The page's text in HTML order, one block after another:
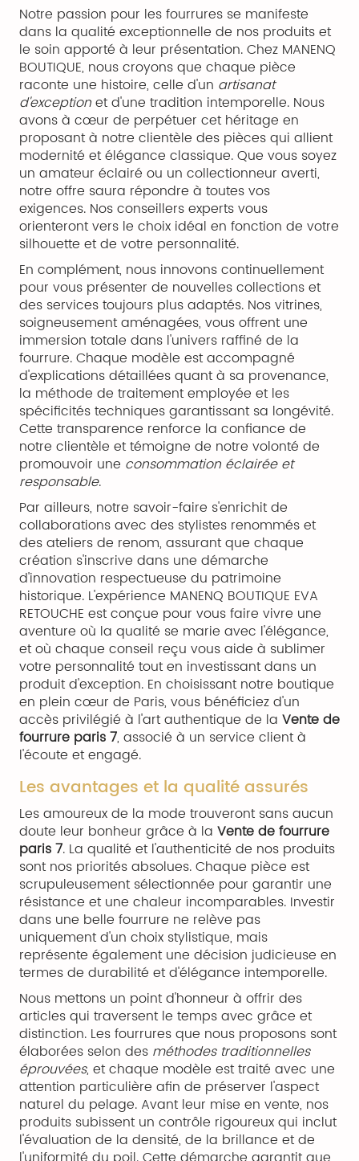
Notre passion pour les fourrures se manifeste
dans la qualité exceptionnelle de nos produits et
le soin apporté à leur présentation. Chez MANENQ
BOUTIQUE, nous croyons que chaque pièce
raconte une histoire, celle d'un artisanat
d'exceptionet d'une tradition intemporelle. Nous
avons à cœur de perpétuer cet héritage en
proposant à notre clientèle des pièces qui allient
modernité et élégance classique. Que vous soyez
un amateur éclairé ou un collectionneur averti,
notre offre saura répondre à toutes vos
exigences. Nos conseillers experts vous
orienteront vers le choix idéal en fonction de votre
silhouette et de votre personnalité.
En complément, nous innovons continuellement
pour vous présenter de nouvelles collections et
des services toujours plus adaptés. Nos vitrines,
soigneusement aménagées, vous offrent une
immersion totale dans l'univers raffiné de la
fourrure. Chaque modèle est accompagné
d'explications détaillées quant à sa provenance,
la méthode de traitement employée et les
spécificités techniques garantissant sa longévité.
Cette transparence renforce la confiance de
notre clientèle et témoigne de notre volonté de
promouvoir une consommation éclairée et
responsable.
Par ailleurs, notre savoir-faire s'enrichit de
collaborations avec des stylistes renommés et
des ateliers de renom, assurant que chaque
création s'inscrive dans une démarche
d'innovation respectueuse du patrimoine
historique. L'expérience MANENQ BOUTIQUE EVA
RETOUCHE est conçue pour vous faire vivre une
aventure où la qualité se marie avec l'élégance,
et où chaque conseil reçu vous aide à sublimer
votre personnalité tout en investissant dans un
produit d'exception. En choisissant notre boutique
en plein cœur de Paris, vous bénéficiez d'un
accès privilégié à l'art authentique de la Vente de
fourrure paris 7, associé à un service client à
l'écoute et engagé.
Les avantages et la qualité assurés
Les amoureux de la mode trouveront sans aucun
doute leur bonheur grâce à la Vente de fourrure
paris 7. La qualité et l'authenticité de nos produits
sont nos priorités absolues. Chaque pièce est
scrupuleusement sélectionnée pour garantir une
résistance et une chaleur incomparables. Investir
dans une belle fourrure ne relève pas
uniquement d'un choix stylistique, mais
représente également une décision judicieuse en
termes de durabilité et d'élégance intemporelle.
Nous mettons un point d'honneur à offrir des
articles qui traversent le temps avec grâce et
distinction. Les fourrures que nous proposons sont
élaborées selon des méthodes traditionnelles
éprouvées, et chaque modèle est traité avec une
attention particulière afin de préserver l'aspect
naturel du pelage. Avant leur mise en vente, nos
produits subissent un contrôle rigoureux qui inclut
l'évaluation de la densité, de la brillance et de